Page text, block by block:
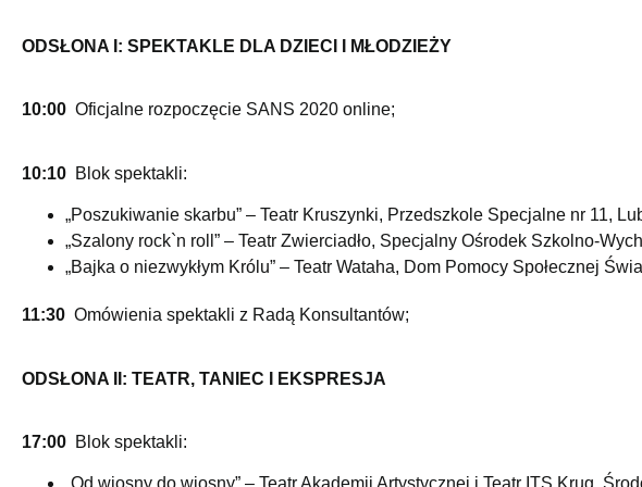
ODSŁONA I: SPEKTAKLE DLA DZIECI I MŁODZIEŻY
10:00 Oficjalne rozpoczęcie SANS 2020 online;
10:10 Blok spektakli:
„Poszukiwanie skarbu” – Teatr Kruszynki, Przedszkole Specjalne nr 11,
„Szalony rock`n roll” – Teatr Zwierciadło, Specjalny Ośrodek Szkolno-
„Bajka o niezwykłym Królu” – Teatr Wataha, Dom Pomocy Społecznej
11:30 Omówienia spektakli z Radą Konsultantów;
ODSŁONA II: TEATR, TANIEC I EKSPRESJA
17:00 Blok spektakli: